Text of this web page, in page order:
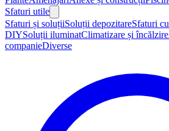
Sfaturi utile
Sfaturi și soluțiiSoluții depozitareSfaturi
DIYSoluții iluminatClimatizare și încălzire
companieDiverse